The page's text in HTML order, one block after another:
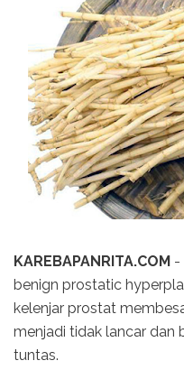
KAREBAPANRITA.COM -
benign prostatic
kelenjar prostat
menjadi tidak lancar dan
tuntas.